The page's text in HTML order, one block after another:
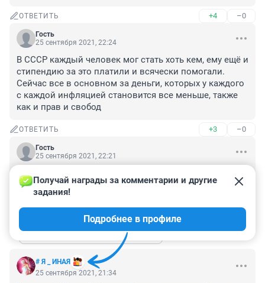
ОТВЕТИТЬ +4 –0
Гость
25 сентября 2021, 22:24
В СССР каждый человек мог стать хоть кем, ему ещё и
стипендию за это платили и всячески помогали.
Сейчас все в основном за деньги, которых у каждого
с каждой инфляцией становится все меньше, также
как и прав и свобод
ОТВЕТИТЬ +3 –0
Гость
25 сентября 2021, 22:21
СССР весь мир называл Великой Державой. Сейчас
мы потребляем наработанный им потенциал.
ОТВЕТИТЬ 3 +3 –0
Показать ещё 3 ответа
# Я _ ИНАЯ
Получай награды за комментарии и другие
задания!
Подробнее в профиле
25 сентября 2021, 21:34